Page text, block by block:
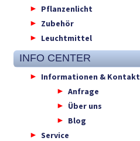
Pflanzenlicht
Zubehör
Leuchtmittel
INFO CENTER
Informationen & Kontakt
Anfrage
Über uns
Blog
Service